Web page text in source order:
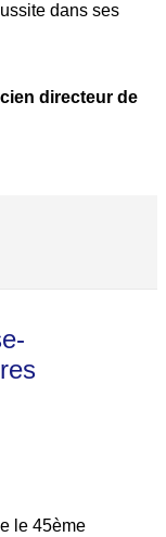
dans ses
directeur de
le 45ème